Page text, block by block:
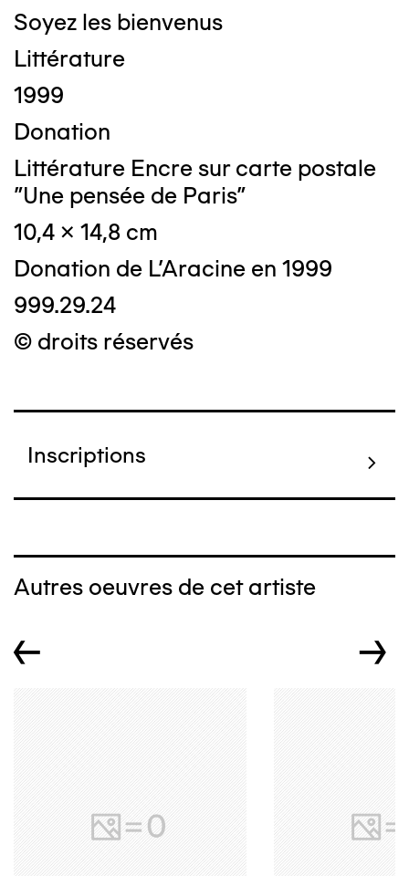
Soyez les bienvenus
Littérature
1999
Donation
Littérature Encre sur carte postale
"Une pensée de Paris"
10,4 x 14,8 cm
Donation de L'Aracine en 1999
999.29.24
© droits réservés
Inscriptions
Autres oeuvres de cet artiste
← →